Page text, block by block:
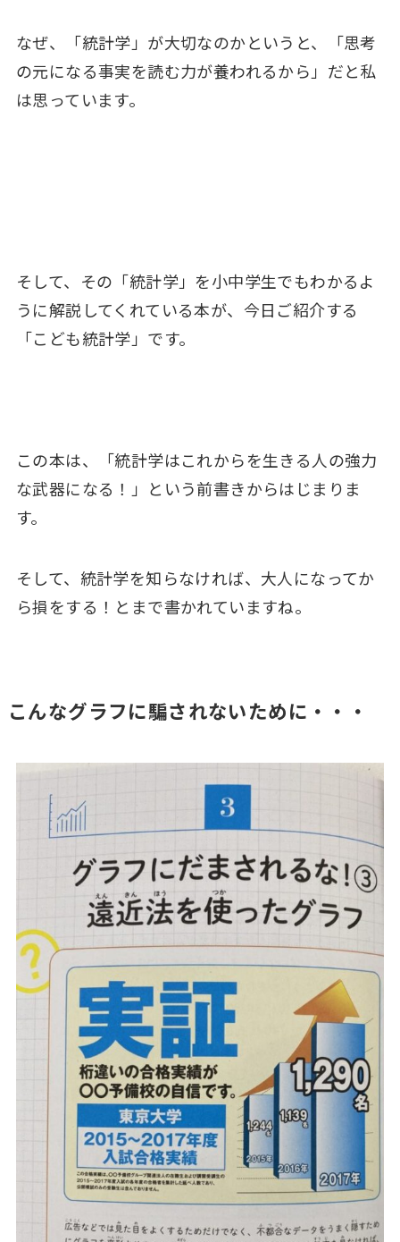
なぜ、「統計学」が大切なのかというと、「思考
の元になる事実を読む力が養われるから」だと私
は思っています。
そして、その「統計学」を小中学生でもわかるよ
うに解説してくれている本が、今日ご紹介する
「こども統計学」です。
この本は、「統計学はこれからを生きる人の強力
な武器になる！」という前書きからはじまりま
す。
そして、統計学を知らなければ、大人になってか
ら損をする！とまで書かれていますね。
こんなグラフに騙されないために・・・